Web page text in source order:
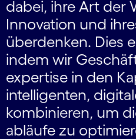
dabei, ihre Art der
Innovation und
überdenken. Dies
indem wir
expertise in den
intelligenten,
kombi­nieren, um
abläufe zu